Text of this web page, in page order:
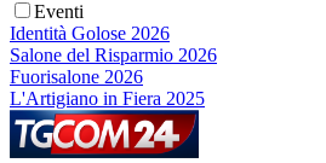
Eventi
Identità Golose 2026
Salone del Risparmio 2026
Fuorisalone 2026
L'Artigiano in Fiera 2025